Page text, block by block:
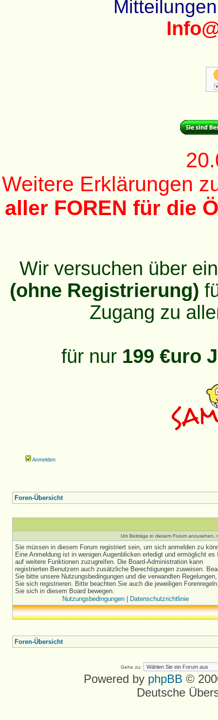
Weitere Erklärungen
aller FOREN für die
Wir versuchen über
(ohne Registrierung)
Zugang zu
für nur 199 €uro
Anmelden
Foren-Übersicht
Um Beiträge in diesem Forum
Sie müssen in diesem Forum registriert sein, um sich anmelden zu
Eine Anmeldung ist in wenigen Augenblicken erledigt und ermöglicht es
auf weitere Funktionen zuzugreifen. Die Board-Administration kann
registrierten Benutzern auch zusätzliche Berechtigungen zuweisen.
Sie bitte unsere Nutzungsbedingungen und die verwandten
Sie sich registrieren. Bitte beachten Sie auch die jeweiligen
Sie sich in diesem Board bewegen.
Nutzungsbedingungen| Datenschutzrichtlinie
Foren-Übersicht
Gehe zu:
Powered by phpBB ©
Deutsche